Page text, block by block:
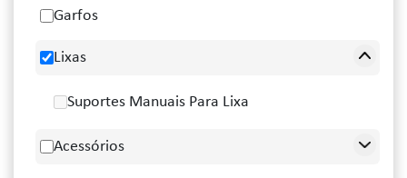
Garfos
Lixas
Suportes Manuais Para Lixa
Acessórios